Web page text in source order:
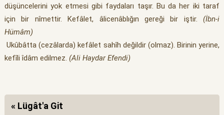
düşüncelerini yok etmesi gibi faydaları taşır. Bu da her iki taraf
için bir nîmettir. Kefâlet, âlicenâblığın gereği bir iştir.(İbn-i
Hümâm)
Ukûbâtta (cezâlarda) kefâlet sahîh değildir (olmaz). Birinin yerine,
kefîli îdâm edilmez. (Ali Haydar Efendi)
« Lügât'a Git